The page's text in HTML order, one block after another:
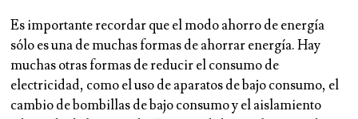
Es importante recordar que el modo ahorro de energía
sólo es una de muchas formas de ahorrar energía. Hay
muchas otras formas de reducir el consumo de
electricidad, como el uso de aparatos de bajo consumo, el
cambio de bombillas de bajo consumo y el aislamiento